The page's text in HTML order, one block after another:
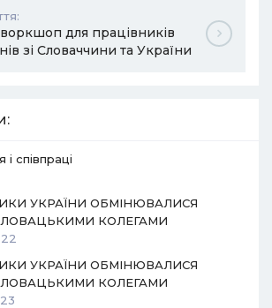
для працівників
зі Словаччини та України
співпраці
УКРАЇНИ ОБМІНЮВАЛИСЯ
КОЛЕГАМИ
УКРАЇНИ ОБМІНЮВАЛИСЯ
КОЛЕГАМИ